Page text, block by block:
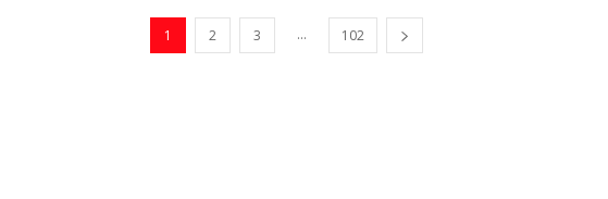
1 2 3 ... 102